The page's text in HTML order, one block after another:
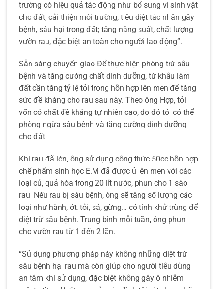
trường có hiệu quả tác động như bổ sung vi sinh vật
cho đất; cải thiện môi trường, tiêu diệt tác nhân gây
bệnh, sâu hại trong đất; tăng năng suất, chất lượng
vườn rau, đặc biệt an toàn cho người lao động”.
Sẵn sàng chuyển giao Để thực hiện phòng trừ sâu
bệnh và tăng cường chất dinh dưỡng, từ khâu làm
đất cần tăng tỷ lệ tỏi trong hỗn hợp lên men để tăng
sức đề kháng cho rau sau này. Theo ông Hợp, tỏi
vốn có chất đề kháng tự nhiên cao, do đó tỏi có thể
phòng ngừa sâu bệnh và tăng cường dinh dưỡng
cho đất.
Khi rau đã lớn, ông sử dụng công thức 50cc hỗn hợp
chế phẩm sinh học E.M đã được ủ lên men với các
loại củ, quả hòa trong 20 lít nước, phun cho 1 sào
rau. Nếu rau bị sâu bệnh, ông sẽ tăng số lượng các
loại như hành, ớt, tỏi, sả, gừng… có tính khử trùng để
diệt trừ sâu bệnh. Trung bình mỗi tuần, ông phun
cho vườn rau từ 1 đến 2 lần.
“Sử dụng phương pháp này không những diệt trừ
sâu bệnh hại rau mà còn giúp cho người tiêu dùng
an tâm khi sử dụng, đặc biệt không gây ô nhiễm